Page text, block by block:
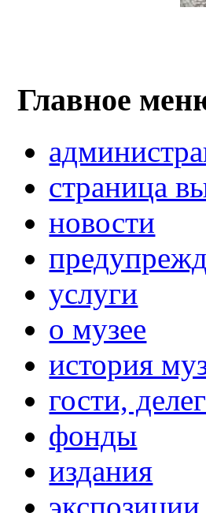
Главное
страница
новости
услуги
о музее
история
гости,
фонды
издания
экспозиции